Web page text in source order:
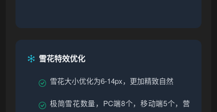
雪花特效优化
雪花大小优化为6-14px，更加精致自然
极简雪花数量，PC端8个，移动端5个，营